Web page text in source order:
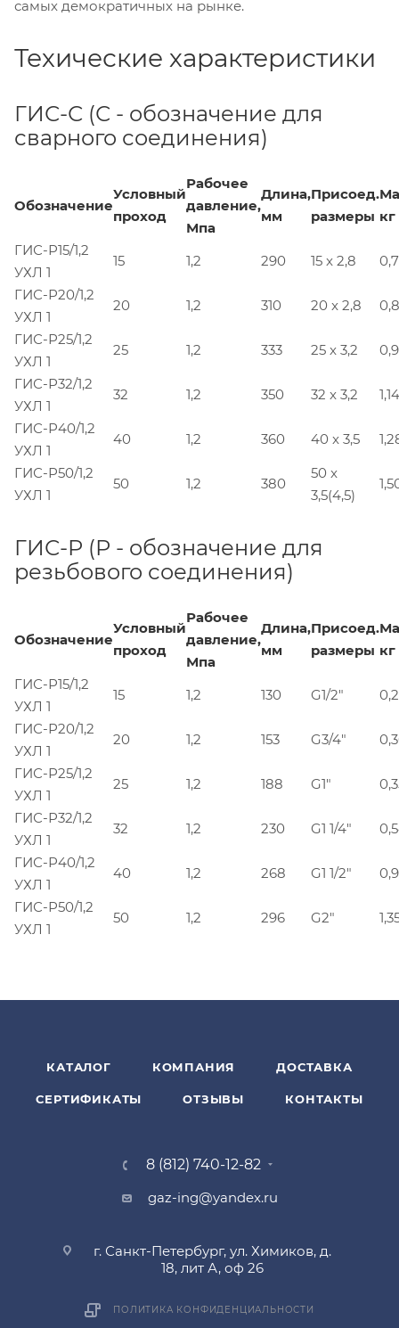
самых демократичных на рынке.
Техические характеристики
ГИС-С (С - обозначение для
сварного соединения)
Обозначение
Условный
проход
Рабочее
давление,
Мпа
Длина,
мм
Присоед.
размеры кг
ГИС-Р15/1,2
УХЛ 1
15 1,2 290 15 x 2,8
ГИС-Р20/1,2
УХЛ 1
20 1,2 310 20 x 2,8
ГИС-Р25/1,2
УХЛ 1
25 1,2 333 25 x 3,2
ГИС-Р32/1,2
УХЛ 1
32 1,2 350 32 x 3,2
1,14
ГИС-Р40/1,2
УХЛ 1
40 1,2 360 40 x 3,5
ГИС-Р50/1,2
УХЛ 1
50 1,2 380
50 x
3,5(4,5)
ГИС-Р (Р - обозначение для
резьбового соединения)
Обозначение
Условный
проход
Рабочее
давление,
Мпа
Длина,
мм
Присоед.
размеры кг
ГИС-Р15/1,2
УХЛ 1
15 1,2 130 G1/2"
ГИС-Р20/1,2
УХЛ 1
20 1,2 153 G3/4"
ГИС-Р25/1,2
УХЛ 1
25 1,2 188 G1"
ГИС-Р32/1,2
УХЛ 1
32 1,2 230 G1 1/4"
ГИС-Р40/1,2
УХЛ 1
40 1,2 268 G1 1/2"
ГИС-Р50/1,2
УХЛ 1
50 1,2 296 G2"
КАТАЛОГ КОМПАНИЯ ДОСТАВКА
СЕРТИФИКАТЫ ОТЗЫВЫ КОНТАКТЫ
8 (812) 740-12-82
gaz-ing@yandex.ru
г. Санкт-Петербург, ул. Химиков, д.
18, лит А, оф 26
ПОЛИТИКА КОНФИДЕНЦИАЛЬНОСТИ